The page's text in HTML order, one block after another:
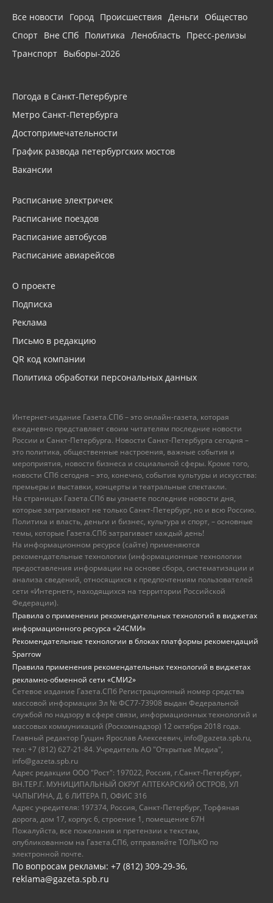
Все новости Город Происшествия Деньги
Общество
Спорт Вне СПб Политика Ленобласть Пресс-релизы
Транспорт Выборы-2026
Погода в Санкт-Петербурге
Метро Санкт-Петербурга
Достопримечательности
График развода петербургских мостов
Вакансии
Расписание электричек
Расписание поездов
Расписание автобусов
Расписание авиарейсов
О проекте
Подписка
Реклама
Письмо в редакцию
QR код компании
Политика обработки персональных данных
Интернет-издание Газета.СПб – это онлайн-газета, которая
ежедневно представляет своим читателям последние новости
России и Санкт-Петербурга. Новости Санкт-Петербурга сегодня –
это политика, общественные настроения, важные события и
мероприятия, новости бизнеса и социальной сферы. Кроме того,
новости СПб сегодня – это, конечно, события культуры и искусства:
премьеры и выставки, концерты и театральные спектакли.
На страницах Газета.СПб вы узнаете последние новости дня,
которые затрагивают не только Санкт-Петербург, но и всю Россию.
Политика и власть, деньги и бизнес, культура и спорт, – основные
темы, которые Газета.СПб затрагивает каждый день!
На информационном ресурсе (сайте) применяются
рекомендательные технологии (информационные технологии
предоставления информации на основе сбора, систематизации и
анализа сведений, относящихся к предпочтениям пользователей
сети «Интернет», находящихся на территории Российской
Федерации).
Правила о применении рекомендательных технологий в виджетах
информационного ресурса «24СМИ»
Рекомендательные технологии в блоках платформы рекомендаций
Sparrow
Правила применения рекомендательных технологий в виджетах
рекламно-обменной сети «СМИ2»
Сетевое издание Газета.СПб Регистрационный номер средства
массовой информации Эл № ФС77-73908 выдан Федеральной
службой по надзору в сфере связи, информационных технологий и
массовых коммуникаций (Роскомнадзор) 12 октября 2018 года.
Главный редактор Гущин Ярослав Алексеевич, info@gazeta.spb.ru,
тел: +7 (812) 627-21-84. Учредитель АО "Открытые Медиа",
info@gazeta.spb.ru
Адрес редакции ООО "Рост": 197022, Россия, г.Санкт-Петербург,
ВН.ТЕР.Г. МУНИЦИПАЛЬНЫЙ ОКРУГ АПТЕКАРСКИЙ ОСТРОВ, УЛ
ЧАПЫГИНА, Д. 6 ЛИТЕРА П, ОФИС 316
Адрес учредителя: 197374, Россия, Санкт-Петербург, Торфяная
дорога, дом 17, корпус 6, строение 1, помещение 67Н
Пожалуйста, все пожелания и претензии к текстам,
опубликованном на Газета.СПб, отправляйте ТОЛЬКО по
электронной почте.
По вопросам рекламы: +7 (812) 309-29-36,
reklama@gazeta.spb.ru